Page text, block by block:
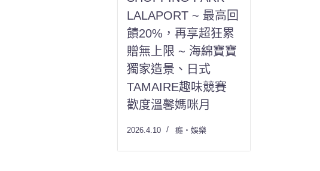
LALAPORT ~ 最高回
饋20%，再享超狂累
贈無上限 ~ 海綿寶寶
獨家造景、日式
TAMAIRE趣味競賽
歡度溫馨媽咪月
2026.4.10 癮・娛樂